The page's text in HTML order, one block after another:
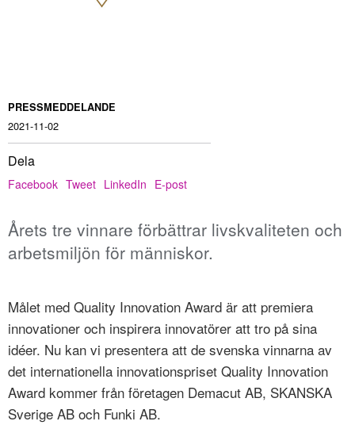
PRESSMEDDELANDE
2021-11-02
Dela
Facebook Tweet LinkedIn E-post
Årets tre vinnare förbättrar livskvaliteten och
arbetsmiljön för människor.
Målet med Quality Innovation Award är att premiera
innovationer och inspirera innovatörer att tro på sina
idéer. Nu kan vi presentera att de svenska vinnarna av
det internationella innovationspriset Quality Innovation
Award kommer från företagen Demacut AB, SKANSKA
Sverige AB och Funki AB.